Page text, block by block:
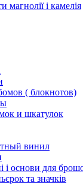
магнолії і камелія
( блокнотов)
и шкатулок
винил
основи для
та значків